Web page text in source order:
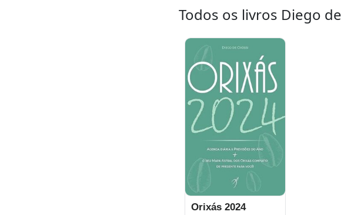
Todos os livros Diego
Orixás 2024